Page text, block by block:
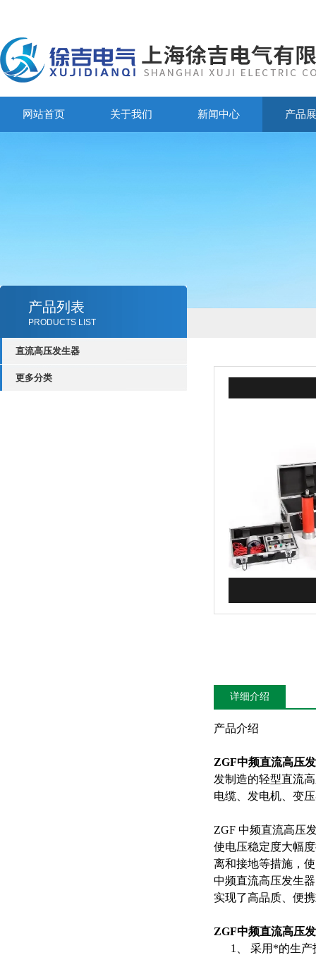
网站首页 关于我们 新闻中心 产品
产品列表
PRODUCTS LIST
直流高压发生器
更多分类
详细介绍
产品介绍
ZGF中频直流高压
发制造的轻型直流
电缆、发电机、变
ZGF 中频直流高压
使电压稳定度大幅
离和接地等措施，使
中频直流高压发生器
实现了高品质、便
ZGF中频直流高压
1、 采用*的生产